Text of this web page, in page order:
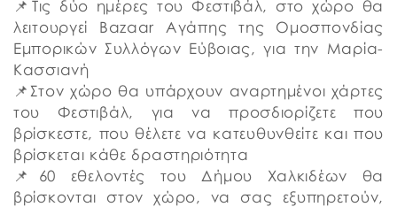
📌Τις δύο ημέρες του Φεστιβάλ, στο χώρο θα
λειτουργεί Bazaar Αγάπης της Ομοσπονδίας
Εμπορικών Συλλόγων Εύβοιας, για την Μαρία-
Κασσιανή
📌Στον χώρο θα υπάρχουν αναρτημένοι χάρτες
του Φεστιβάλ, για να προσδιορίζετε που
βρίσκεστε, που θέλετε να κατευθυνθείτε και που
βρίσκεται κάθε δραστηριότητα
📌60 εθελοντές του Δήμου Χαλκιδέων θα
βρίσκονται στον χώρο, να σας εξυπηρετούν,